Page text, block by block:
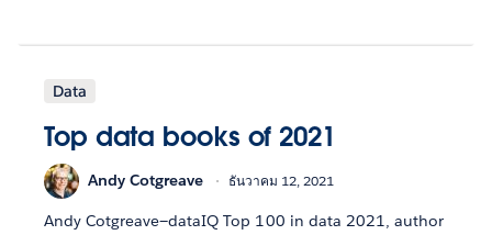
Data
Top data books of 2021
Andy Cotgreave ธันวาคม 12, 2021
Andy Cotgreave—dataIQ Top 100 in data 2021, author